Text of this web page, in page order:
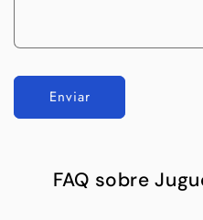
Enviar
FAQ sobre